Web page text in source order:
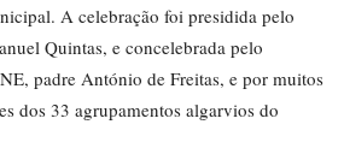
A celebração foi presidida pelo
Quintas, e concelebrada pelo
padre António de Freitas, e por muitos
dos 33 agrupamentos algarvios do